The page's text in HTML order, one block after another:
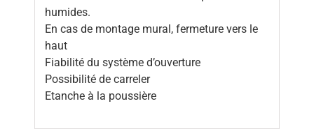
humides.
En cas de montage mural, fermeture vers le
haut
Fiabilité du système d’ouverture
Possibilité de carreler
Etanche à la poussière